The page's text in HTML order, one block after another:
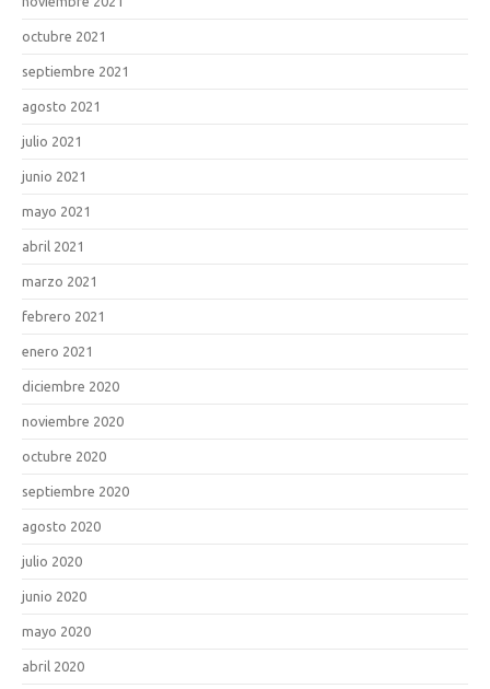
octubre 2021
septiembre 2021
agosto 2021
julio 2021
junio 2021
mayo 2021
abril 2021
marzo 2021
febrero 2021
enero 2021
diciembre 2020
noviembre 2020
octubre 2020
septiembre 2020
agosto 2020
julio 2020
junio 2020
mayo 2020
abril 2020